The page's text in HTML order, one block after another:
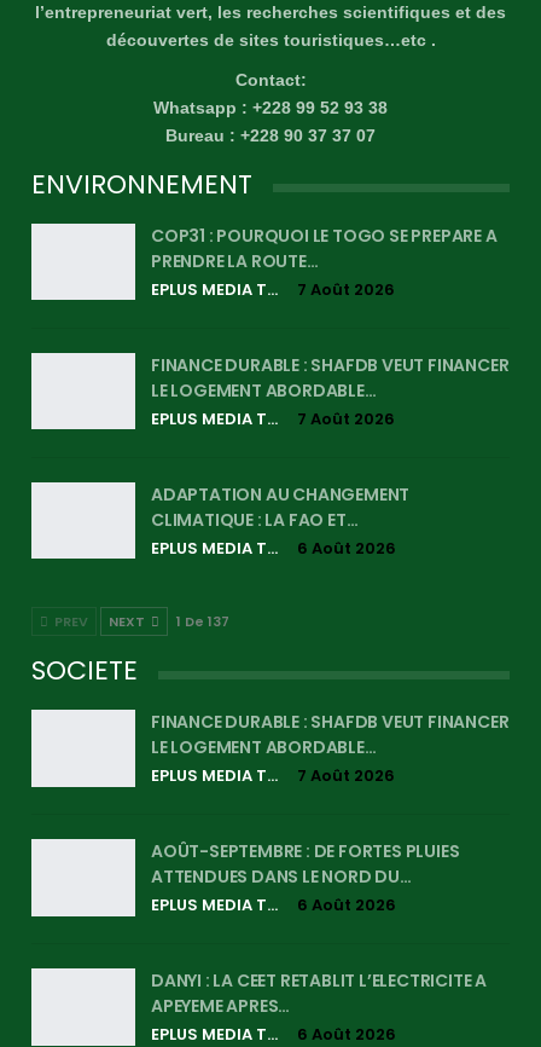
l’entrepreneuriat vert, les recherches scientifiques et des
découvertes de sites touristiques…etc .
Contact:
Whatsapp : +228 99 52 93 38
Bureau : +228 90 37 37 07
ENVIRONNEMENT
COP31 : POURQUOI LE TOGO SE PREPARE A
PRENDRE LA ROUTE…
EPLUS MEDIA TV 7 Août 2026
FINANCE DURABLE : SHAFDB VEUT FINANCER
LE LOGEMENT ABORDABLE…
EPLUS MEDIA TV 7 Août 2026
ADAPTATION AU CHANGEMENT
CLIMATIQUE : LA FAO ET…
EPLUS MEDIA TV 6 Août 2026
PREV NEXT 1 De 137
SOCIETE
FINANCE DURABLE : SHAFDB VEUT FINANCER
LE LOGEMENT ABORDABLE…
EPLUS MEDIA TV 7 Août 2026
AOÛT-SEPTEMBRE : DE FORTES PLUIES
ATTENDUES DANS LE NORD DU…
EPLUS MEDIA TV 6 Août 2026
DANYI : LA CEET RETABLIT L’ELECTRICITE A
APEYEME APRES…
EPLUS MEDIA TV 6 Août 2026